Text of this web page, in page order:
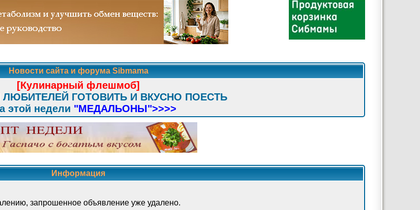
Новости сайта и форума Sibmama
[Кулинарный флешмоб]
ГОТОВИТЬ И ВКУСНО ПОЕСТЬ
этой недели "МЕДАЛЬОНЫ">>>>
Информация
запрошенное объявление уже удалено.